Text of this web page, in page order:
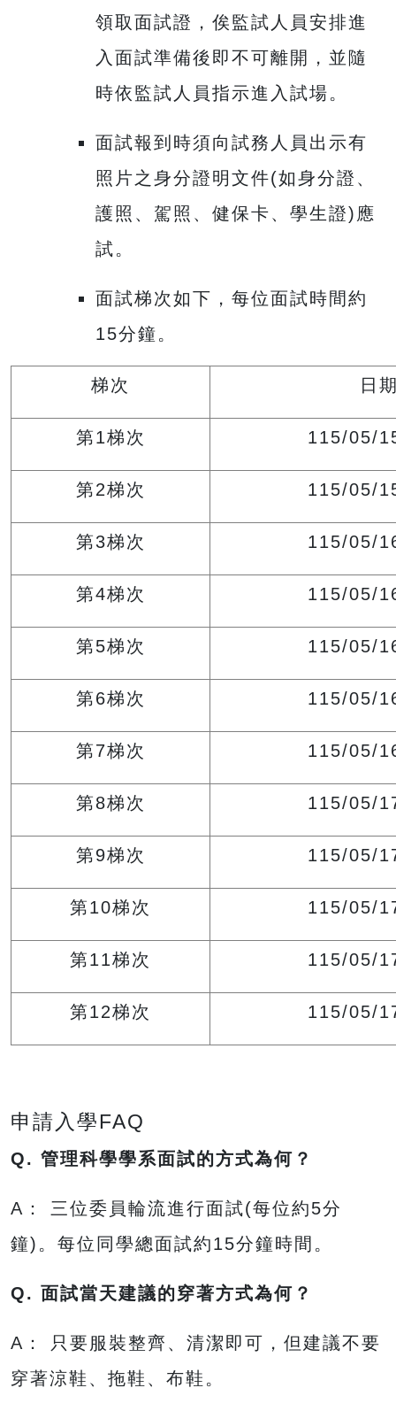
領取面試證，俟監試人員安排進
入面試準備後即不可離開，並隨
時依監試人員指示進入試場。
面試報到時須向試務人員出示有
照片之身分證明文件(如身分證、
護照、駕照、健保卡、學生證)應
試。
面試梯次如下，每位面試時間約
15分鐘。
梯次 日
第1梯次 115/05/
第2梯次 115/05/
第3梯次 115/05/
第4梯次 115/05/
第5梯次 115/05/
第6梯次 115/05/
第7梯次 115/05/
第8梯次 115/05/
第9梯次 115/05/
第10梯次 115/05/
第11梯次 115/05/
第12梯次 115/05/
申請入學FAQ
Q. 管理科學學系面試的方式為何？
A： 三位委員輪流進行面試(每位約5分
鐘)。每位同學總面試約15分鐘時間。
Q. 面試當天建議的穿著方式為何？
A： 只要服裝整齊、清潔即可，但建議不要
穿著涼鞋、拖鞋、布鞋。